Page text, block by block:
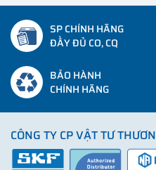
SP CHÍNH HÃNG
ĐẦY ĐỦ CO, CQ
BẢO HÀNH
CHÍNH HÃNG
CÔNG TY CP VẬT TƯ